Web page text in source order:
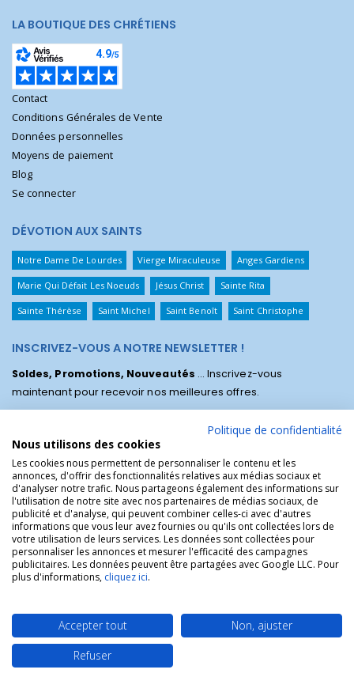
LA BOUTIQUE DES CHRÉTIENS
Contact
Conditions Générales de Vente
Données personnelles
Moyens de paiement
Blog
Se connecter
DÉVOTION AUX SAINTS
Notre Dame De Lourdes Vierge Miraculeuse Anges Gardiens
Marie Qui Défait Les Noeuds Jésus Christ Sainte Rita
Sainte Thérèse Saint Michel Saint Benoît Saint Christophe
INSCRIVEZ-VOUS A NOTRE NEWSLETTER !
Soldes, Promotions, Nouveautés ... Inscrivez-vous
maintenant pour recevoir nos meilleures offres.
La Boutique des Chrétiens © | La boutique religieuse chrétienne de
référence !.
Politique de confidentialité
Nous utilisons des cookies
Les cookies nous permettent de personnaliser le contenu et les
annonces, d'offrir des fonctionnalités relatives aux médias sociaux et
d'analyser notre trafic. Nous partageons également des informations sur
l'utilisation de notre site avec nos partenaires de médias sociaux, de
publicité et d'analyse, qui peuvent combiner celles-ci avec d'autres
informations que vous leur avez fournies ou qu'ils ont collectées lors de
votre utilisation de leurs services. Les données sont collectées pour
personnaliser les annonces et mesurer l'efficacité des campagnes
publicitaires. Les données peuvent être partagées avec Google LLC. Pour
plus d'informations, cliquez ici.
Accepter tout
Non, ajuster
Refuser